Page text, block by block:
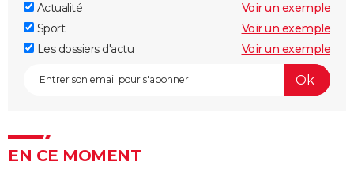
Actualité
Voir un exemple
Sport
Voir un exemple
Les dossiers d'actu
Voir un exemple
EN CE MOMENT